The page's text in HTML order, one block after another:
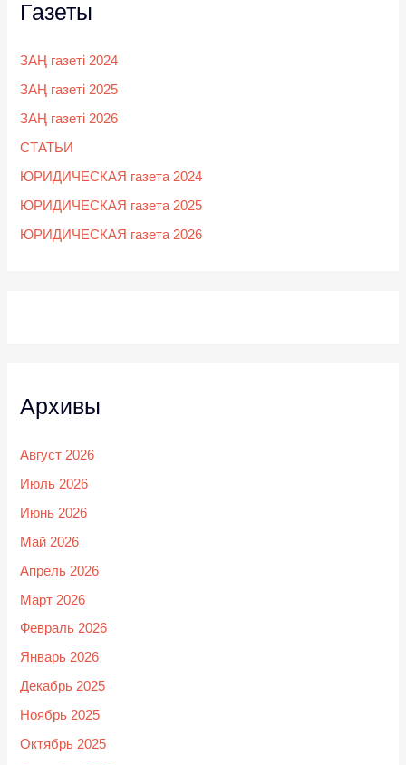
Газеты
ЗАҢ газеті 2024
ЗАҢ газеті 2025
ЗАҢ газеті 2026
СТАТЬИ
ЮРИДИЧЕСКАЯ газета 2024
ЮРИДИЧЕСКАЯ газета 2025
ЮРИДИЧЕСКАЯ газета 2026
Архивы
Август 2026
Июль 2026
Июнь 2026
Май 2026
Апрель 2026
Март 2026
Февраль 2026
Январь 2026
Декабрь 2025
Ноябрь 2025
Октябрь 2025